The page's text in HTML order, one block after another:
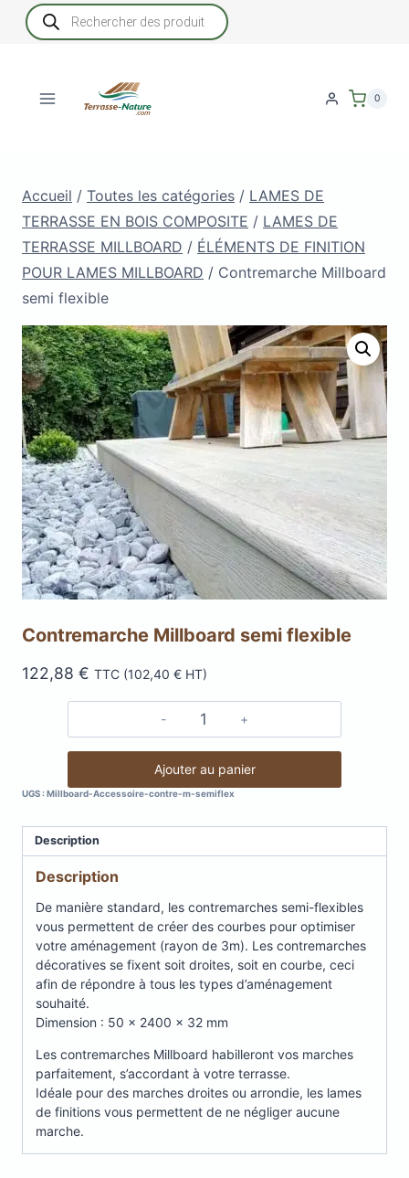
Recherche
de
produits
0
Accueil / Toutes les catégories / LAMES DE
TERRASSE EN BOIS COMPOSITE / LAMES DE
TERRASSE MILLBOARD / ÉLÉMENTS DE FINITION
POUR LAMES MILLBOARD / Contremarche Millboard
semi flexible
Contremarche Millboard semi flexible
122,88 € TTC (102,40 € HT)
quantité
Contremarche
Millboard
flexible
Ajouter au panier
UGS :Millboard-Accessoire-contre-m-semiflex
Description
Description
De manière standard, les contremarches semi-flexibles
vous permettent de créer des courbes pour optimiser
votre aménagement (rayon de 3m). Les contremarches
décoratives se fixent soit droites, soit en courbe, ceci
afin de répondre à tous les types d’aménagement
souhaité.
Dimension : 50 x 2400 x 32 mm
Les contremarches Millboard habilleront vos marches
parfaitement, s’accordant à votre terrasse.
Idéale pour des marches droites ou arrondie, les lames
de finitions vous permettent de ne négliger aucune
marche.